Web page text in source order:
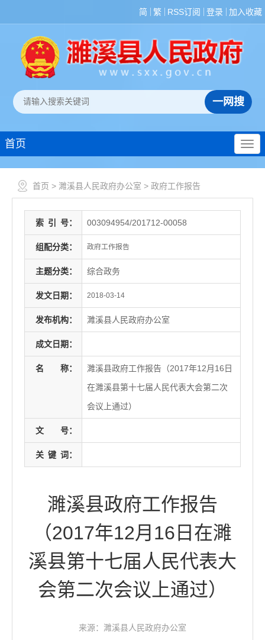
简 繁 RSS订阅 登录 加入收藏
首页
首页 > 濉溪县人民政府办公室 > 政府工作报告
索 引 号： 003094954/201712-00058
组配分类： 政府工作报告
主题分类： 综合政务
发文日期： 2018-03-14
发布机构： 濉溪县人民政府办公室
成文日期：
名 称：
濉溪县政府工作报告（2017年12月16日
在濉溪县第十七届人民代表大会第二次
会议上通过）
文 号：
关 键 词：
濉溪县政府工作报告
（2017年12月16日在濉
溪县第十七届人民代表大
会第二次会议上通过）
来源：濉溪县人民政府办公室